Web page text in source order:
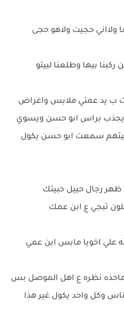
حجيت ولاهو حجى
بيها وطلعنا لبيتو
ب يد عمتي ملابس واغراض
يجذب براس ابو حسن ويسوي
بيتهم سمعت ابو حسن يكول
ظهر رجال حييل حبيتك
تبجي ع ابن عمك
علي اخويا مابس ابن عمي
نظره ع اهل الموصل بس
وكل واحد يكول غير هذا